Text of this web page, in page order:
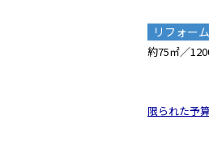
リフォーム
約75㎡／
限られた予